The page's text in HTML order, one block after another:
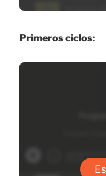
Primeros ciclos: